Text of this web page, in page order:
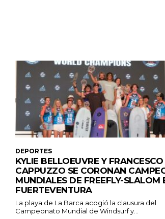
DEPORTES
KYLIE BELLOEUVRE Y FRANCESCO
CAPPUZZO SE CORONAN
MUNDIALES DE FREEFLY-SLALOM
FUERTEVENTURA
La playa de La Barca acogió la clausura del
Campeonato Mundial de Windsurf y...